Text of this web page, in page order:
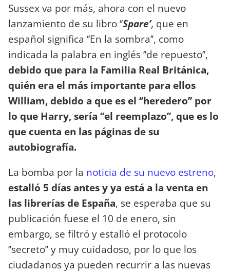
Sussex va por más, ahora con el nuevo
lanzamiento de su libro ‘’Spare’, que en
español significa ‘’En la sombra’’, como
indicada la palabra en inglés ‘’de repuesto’’,
debido que para la Familia Real Británica,
quién era el más importante para ellos
William, debido a que es el ‘’heredero’’ por
lo que Harry, sería ‘’el reemplazo’’, que es lo
que cuenta en las páginas de su
autobiografía.
La bomba por la noticia de su nuevo estreno,
estalló 5 días antes y ya está a la venta en
las librerías de España, se esperaba que su
publicación fuese el 10 de enero, sin
embargo, se filtró y estalló el protocolo
‘’secreto’’ y muy cuidadoso, por lo que los
ciudadanos ya pueden recurrir a las nuevas